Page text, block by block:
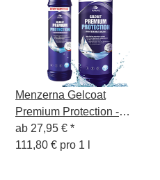
Menzerna Gelcoat
Premium Protection -
Schutzversiegelung für
Boote
ab 27,95 € *
111,80 € pro 1 l